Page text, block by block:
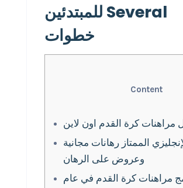
للمبتدئين Several
خطوات
Content
مراهنات كرة القدم اون لاين
الممتاز رهانات مجانية
وعروض على الرهان
مراهنات كرة القدم في عام